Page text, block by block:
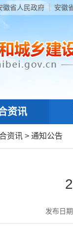
徽省人民政府 安徽
资讯
资讯 > 通知公告
发布日